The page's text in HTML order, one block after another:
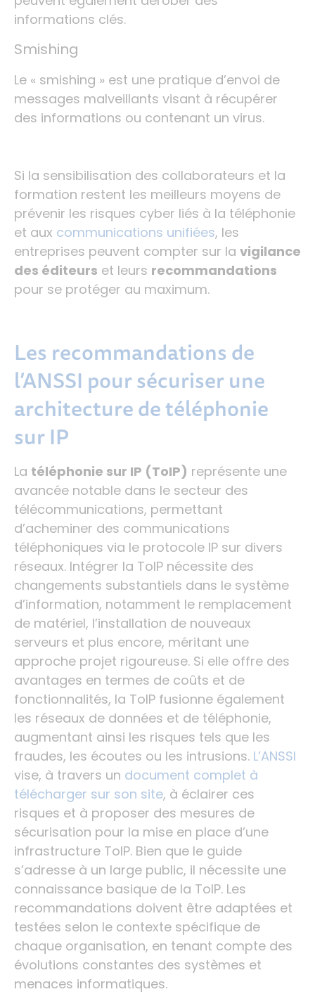
informations clés.
Smishing
Le « smishing » est une pratique d’envoi de
messages malveillants visant à récupérer
des informations ou contenant un virus.
Si la sensibilisation des collaborateurs et la
formation restent les meilleurs moyens de
prévenir les risques cyber liés à la téléphonie
et aux communications unifiées, les
entreprises peuvent compter sur la vigilance
des éditeurs et leurs recommandations
pour se protéger au maximum.
Les recommandations de
l’ANSSI pour sécuriser une
architecture de téléphonie
sur IP
La téléphonie sur IP (ToIP) représente une
avancée notable dans le secteur des
télécommunications, permettant
d’acheminer des communications
téléphoniques via le protocole IP sur divers
réseaux. Intégrer la ToIP nécessite des
changements substantiels dans le système
d’information, notamment le remplacement
de matériel, l’installation de nouveaux
serveurs et plus encore, méritant une
approche projet rigoureuse. Si elle offre des
avantages en termes de coûts et de
fonctionnalités, la ToIP fusionne également
les réseaux de données et de téléphonie,
augmentant ainsi les risques tels que les
fraudes, les écoutes ou les intrusions. L’ANSSI
vise, à travers un document complet à
télécharger sur son site, à éclairer ces
risques et à proposer des mesures de
sécurisation pour la mise en place d’une
infrastructure ToIP. Bien que le guide
s’adresse à un large public, il nécessite une
connaissance basique de la ToIP. Les
recommandations doivent être adaptées et
testées selon le contexte spécifique de
chaque organisation, en tenant compte des
évolutions constantes des systèmes et
menaces informatiques.